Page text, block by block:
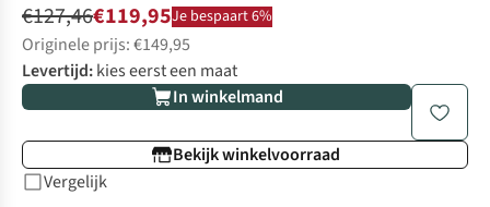
€127,46€119,95Je bespaart 6%
Originele prijs: €149,95
Levertijd:kies eerst een maat
In winkelmand
Bekijk winkelvoorraad
Vergelijk